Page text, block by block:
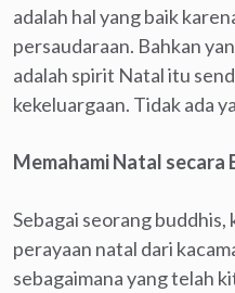
adalah hal yang baik
persaudaraan. Bahkan
adalah spirit Natal itu
kekeluargaan. Tidak ada
Memahami Natal secara
Sebagai seorang buddhis,
perayaan natal dari
sebagaimana yang telah